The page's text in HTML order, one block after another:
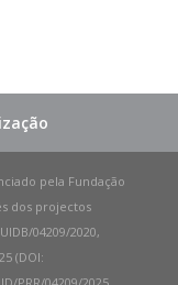
pela Fundação
dos projectos
04209/2020,
(DOI: